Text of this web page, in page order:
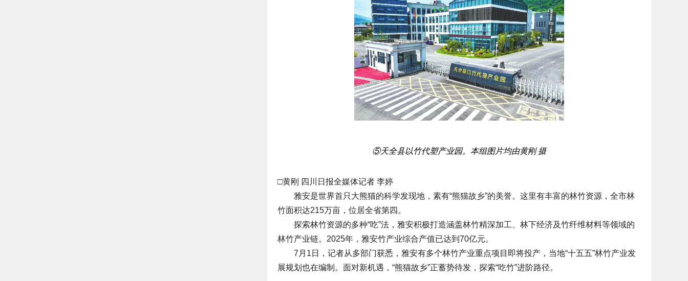
⑤天全县以竹代塑产业园。本组图片均由黄刚 摄
□黄刚 四川日报全媒体记者 李婷
雅安是世界首只大熊猫的科学发现地，素有“熊猫故乡”的美誉。这里有丰富的林竹资源，全市林
竹面积达215万亩，位居全省第四。
探索林竹资源的多种“吃”法，雅安积极打造涵盖林竹精深加工、林下经济及竹纤维材料等领域的
林竹产业链。2025年，雅安竹产业综合产值已达到70亿元。
7月1日，记者从多部门获悉，雅安有多个林竹产业重点项目即将投产，当地“十五五”林竹产业发
展规划也在编制。面对新机遇，“熊猫故乡”正蓄势待发，探索“吃竹”进阶路径。